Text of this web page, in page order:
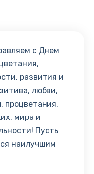
с Днем
развития и
любви,
процветания,
мира и
Пусть
наилучшим